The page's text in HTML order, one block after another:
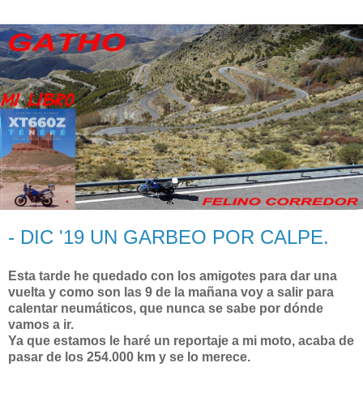
- DIC '19 UN GARBEO POR CALPE.
Esta tarde he quedado con los amigotes para dar una
vuelta y como son las 9 de la mañana voy a salir para
calentar neumáticos, que nunca se sabe por dónde
vamos a ir.
Ya que estamos le haré un reportaje a mi moto, acaba de
pasar de los 254.000 km y se lo merece.